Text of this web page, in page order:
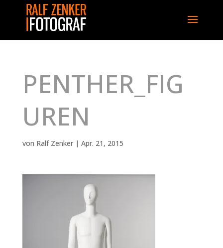
PENTHER_FIG
UREN
von Ralf Zenker| Apr. 21, 2015